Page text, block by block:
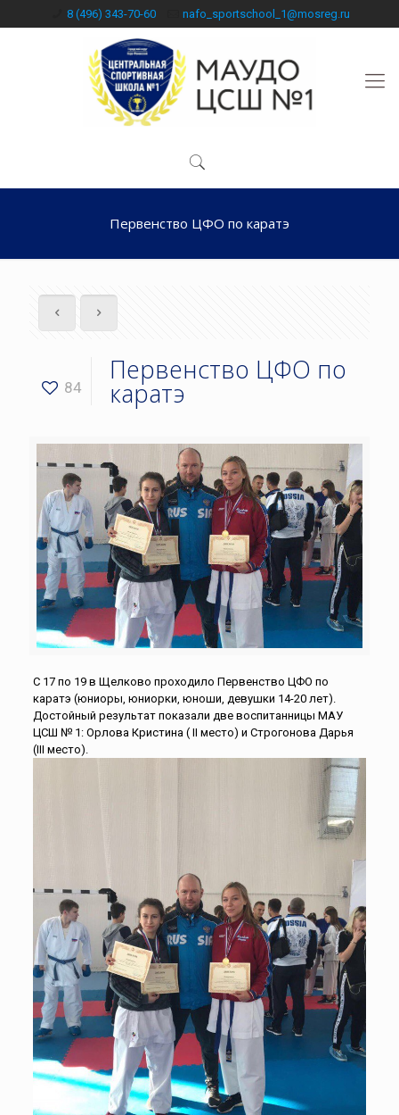
8 (496) 343-70-60 nafo_sportschool_1@mosreg.ru
Первенство ЦФО по каратэ
84
Первенство ЦФО по
каратэ
С 17 по 19 в Щелково проходило Первенство ЦФО по
каратэ (юниоры, юниорки, юноши, девушки 14-20 лет).
Достойный результат показали две воспитанницы МАУ
ЦСШ № 1: Орлова Кристина ( II место) и Строгонова Дарья
(III место).